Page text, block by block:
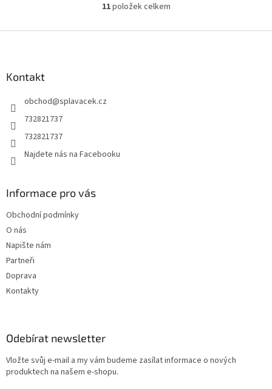
O
l
11položek celkem
Kontakt
obchod@splavacek.cz
732821737
732821737
Najdete nás na Facebooku
Informace pro vás
Obchodní podmínky
O nás
Napište nám
Partneři
Doprava
Kontakty
Odebírat newsletter
Vložte svůj e-mail a my vám budeme zasílat informace o nových
produktech na našem e-shopu.